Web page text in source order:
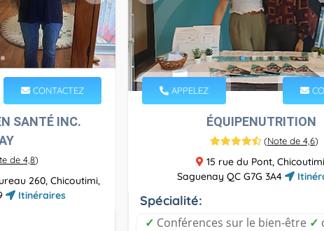
CONTACTEZ
SANTÉ INC.
de 4,8)
260, Chicoutimi,
Itinéraires
APPELEZ
ÉQUIPENUTRITION
(Note de 4,6)
15 rue du Pont,
Saguenay QC G7G 3A4
Spécialité:
✓ Conférences sur le bien-être ✓